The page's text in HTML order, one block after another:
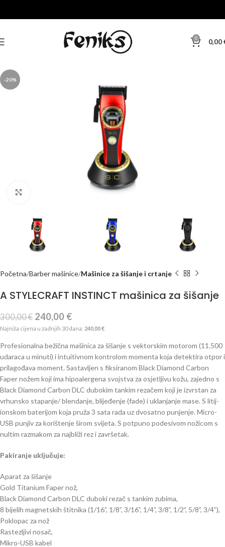
0 0,00
-20%
Početna Barber mašinice Mašinice za šišanje i crtanje
A STYLECRAFT INSTINCT mašinica za šišanje
300,00€ 240,00 €
Najniža cijena u zadnjih 30 dana: 240,00€
Profesionalna bežična mašinica za šišanje s vektorskim motorom (11.500
udaraca u minuti) i intuitivnom kontrolom momenta koja detektira otpor i
prilagođava moment. Sastavljen s fiksiranom Black Diamond Carbon
Faper nožem koji ima hipoalergena svojstva za osjetljivu kožu, zajedno s
Black Diamond Carbon DLC dubokim tankim rezačem koji je izvrstan za
vrhunsko stapanje/ blendanje, blijeđenje (fade) i uklanjanje mase. S litij-
ionskom baterijom koja pruža 3 sata rada uz dvosatno punjenje. Micro-
USB punjiv za korištenje širom svijeta. S potpuno podesivom nožicom s
nultim razmakom za najbliži rez i završetak.
Pakiranje uključuje:
Aparat za šišanje
Gold Titanium Faper nož,
Black Diamond Carbon DLC duboki rezač s tankim zubima,
8 bijelih magnetskih štitnika (1/16”, 1/8”, 3/16”, 1/4”, 3/8”, 1/2”, 5/8”, 3/4”),
Poklopac za nož
Rastezljivi nosač,
Mikro-USB kabel